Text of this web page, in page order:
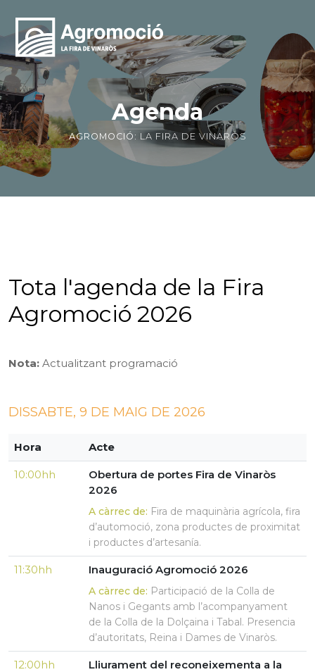
Agenda
AGROMOCIÓ: LA FIRA DE VINARÒS
Tota l'agenda de la Fira
Agromoció 2026
Nota: Actualitzant programació
DISSABTE, 9 DE MAIG DE 2026
Hora Acte
10:00hh
Obertura de portes Fira de Vinaròs
2026
A càrrec de: Fira de maquinària agrícola, fira
d’automoció, zona productes de proximitat
i productes d’artesanía.
11:30hh Inauguració Agromoció 2026
A càrrec de: Participació de la Colla de
Nanos i Gegants amb l’acompanyament
de la Colla de la Dolçaina i Tabal. Presencia
d’autoritats, Reina i Dames de Vinaròs.
12:00hh
Lliurament del reconeixementa a la